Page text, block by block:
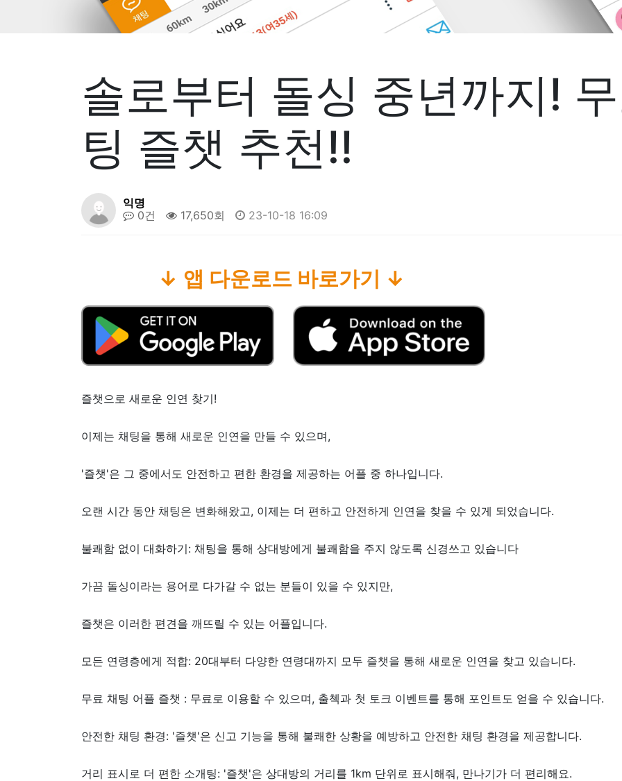
솔로부터 돌싱 중년까지!
팅 즐챗 추천!!
익명
0건
17,650회 23-10-18 16:09
↓ 앱 다운로드 바로가기 ↓
즐챗으로 새로운 인연 찾기!
이제는 채팅을 통해 새로운 인연을 만들 수 있으며,
'즐챗'은 그 중에서도 안전하고 편한 환경을 제공하는 어플 중 하나입니다.
오랜 시간 동안 채팅은 변화해왔고, 이제는 더 편하고 안전하게 인연을 찾을 수 있게 되었습니다.
불쾌함 없이 대화하기: 채팅을 통해 상대방에게 불쾌함을 주지 않도록 신경쓰고 있습니다
가끔 돌싱이라는 용어로 다가갈 수 없는 분들이 있을 수 있지만,
즐챗은 이러한 편견을 깨뜨릴 수 있는 어플입니다.
모든 연령층에게 적합: 20대부터 다양한 연령대까지 모두 즐챗을 통해 새로운 인연을 찾고 있습니다.
무료 채팅 어플 즐챗 : 무료로 이용할 수 있으며, 출첵과 첫 토크 이벤트를 통해 포인트도 얻을 수 있습니다.
안전한 채팅 환경: '즐챗'은 신고 기능을 통해 불쾌한 상황을 예방하고 안전한 채팅 환경을 제공합니다.
거리 표시로 더 편한 소개팅: '즐챗'은 상대방의 거리를 1km 단위로 표시해줘, 만나기가 더 편리해요.